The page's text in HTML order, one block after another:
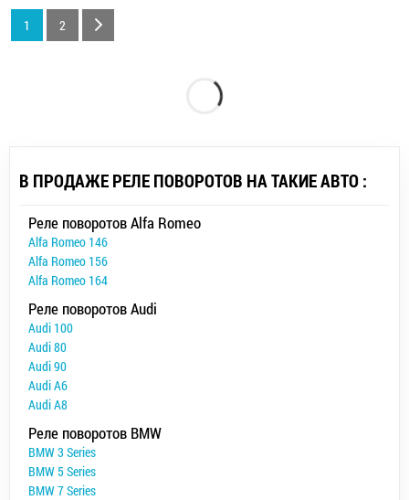
1 2
В ПРОДАЖЕ РЕЛЕ ПОВОРОТОВ НА ТАКИЕ АВТО :
Реле поворотов Alfa Romeo
Alfa Romeo 146
Alfa Romeo 156
Alfa Romeo 164
Реле поворотов Audi
Audi 100
Audi 80
Audi 90
Audi A6
Audi A8
Реле поворотов BMW
BMW 3 Series
BMW 5 Series
BMW 7 Series